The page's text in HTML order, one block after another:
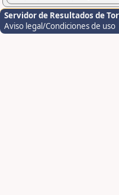
Servidor de Resultados de
Aviso legal/Condiciones de uso